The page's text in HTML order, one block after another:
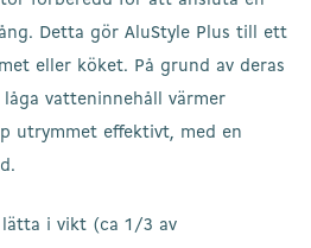
Detta gör AluStyle Plus till ett
eller köket. På grund av deras
vatteninnehåll värmer
utrymmet effektivt, med en
i vikt (ca 1/3 av